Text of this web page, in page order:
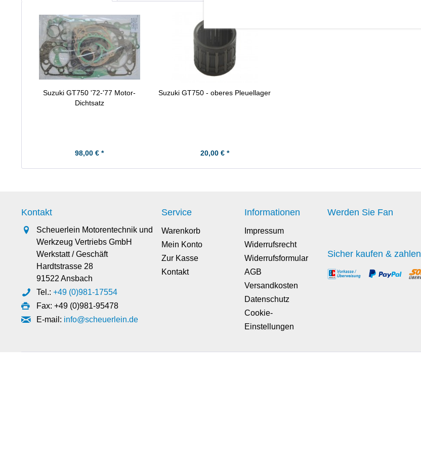
Suzuki GT750 '72-'77 Motor-
Dichtsatz
98,00 € *
Suzuki GT750 - oberes Pleuellager
20,00 € *
Kontakt
Scheuerlein Motorentechnik und
Werkzeug Vertriebs GmbH
Werkstatt / Geschäft
Hardtstrasse 28
91522 Ansbach
Tel.: +49 (0)981-17554
Fax: +49 (0)981-95478
E-mail: info@scheuerlein.de
Service
Warenkorb
Mein Konto
Zur Kasse
Kontakt
Informationen
Impressum
Widerrufsrecht
Widerrufsformular
AGB
Versandkosten
Datenschutz
Cookie-
Einstellungen
Werden Sie Fan
Sicher kaufen & zahlen